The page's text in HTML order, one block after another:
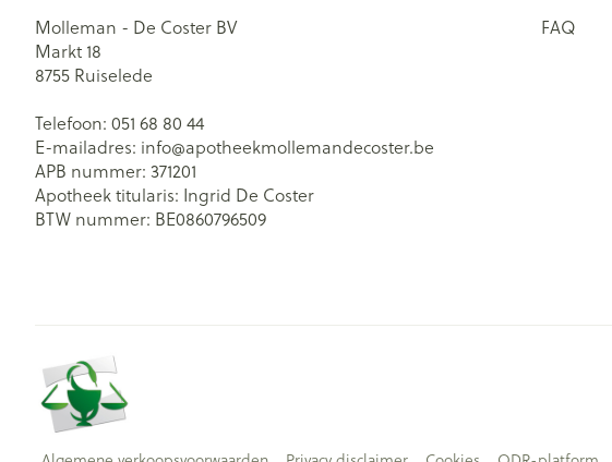
Molleman - De Coster BV
Markt 18
8755 Ruiselede
Telefoon: 051 68 80 44
E-mailadres: info@apotheekmollemandecoster.be
APB nummer: 371201
Apotheek titularis: Ingrid De Coster
BTW nummer: BE0860796509
FAQ